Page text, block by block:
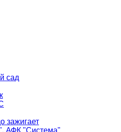
сад
зажигает
АФК "Система"